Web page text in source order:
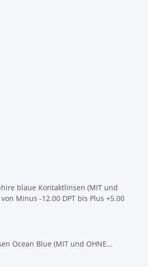
blaue Kontaktlinsen (MIT und
Minus -12.00 DPT bis Plus +5.00